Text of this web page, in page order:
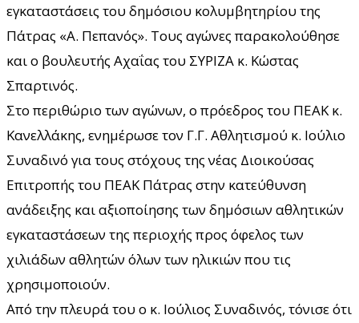
εγκαταστάσεις του δημόσιου κολυμβητηρίου της
Πάτρας «Α. Πεπανός». Τους αγώνες παρακολούθησε
και ο βουλευτής Αχαΐας του ΣΥΡΙΖΑ κ. Κώστας
Σπαρτινός.
Στο περιθώριο των αγώνων, ο πρόεδρος του ΠΕΑΚ κ.
Κανελλάκης, ενημέρωσε τον Γ.Γ. Αθλητισμού κ. Ιούλιο
Συναδινό για τους στόχους της νέας Διοικούσας
Επιτροπής του ΠΕΑΚ Πάτρας στην κατεύθυνση
ανάδειξης και αξιοποίησης των δημόσιων αθλητικών
εγκαταστάσεων της περιοχής προς όφελος των
χιλιάδων αθλητών όλων των ηλικιών που τις
χρησιμοποιούν.
Από την πλευρά του ο κ. Ιούλιος Συναδινός, τόνισε ότι